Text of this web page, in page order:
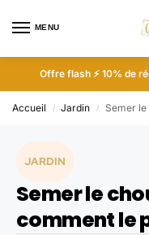
MENU
Offre flash ⚡ 10% de
Accueil / Jardin / Semer
JARDIN
Semer le
comment le